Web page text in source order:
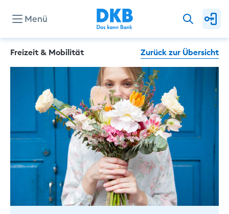
Menü
Konten & Karten
Kredite
Investieren & Sparen
Finanzierung & Immobilie
Service
Freizeit & Mobilität Zurück zur Übersicht